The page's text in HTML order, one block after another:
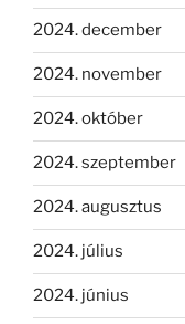
2024. december
2024. november
2024. október
2024. szeptember
2024. augusztus
2024. július
2024. június